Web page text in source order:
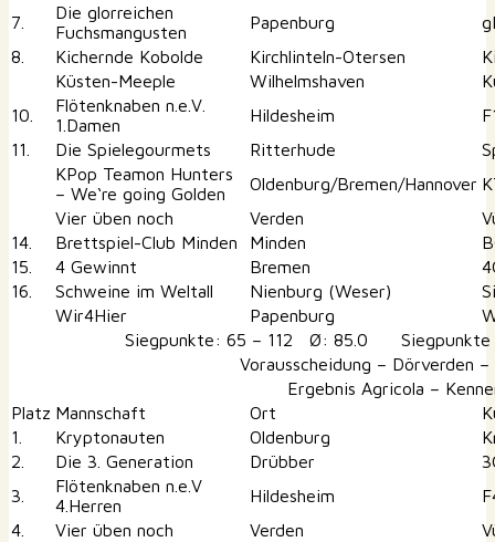
7.
Die glorreichen
Fuchsmangusten
Papenburg
8.
Kichernde Kobolde Kirchlinteln-Otersen
Küsten-Meeple
Wilhelmshaven
10.
Flötenknaben n.e.V.
1.Damen
Hildesheim
11.
Die Spielegourmets Ritterhude
KPop Teamon Hunters
– We‘re going Golden
Oldenburg/Bremen/Hannover
Vier üben noch
Verden
14.
Brettspiel-Club Minden Minden
15.
4 Gewinnt Bremen
16.
Schweine im Weltall Nienburg (Weser)
Wir4Hier
Papenburg
Siegpunkte: 65 – 112 Ø: 85.0 Siegpunkte
Vorausscheidung – Dörverden
Ergebnis Agricola –
Platz Mannschaft Ort
1.
Kryptonauten Oldenburg
2.
Die 3. Generation Drübber
3.
Flötenknaben n.e.V
4.Herren
Hildesheim
4.
Vier üben noch Verden